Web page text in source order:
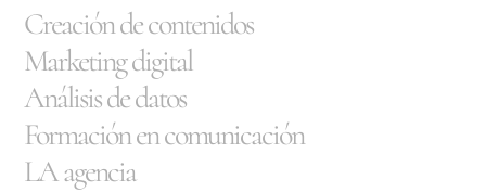
Creación de contenidos
Marketing digital
Análisis de datos
Formación en comunicación
LA agencia